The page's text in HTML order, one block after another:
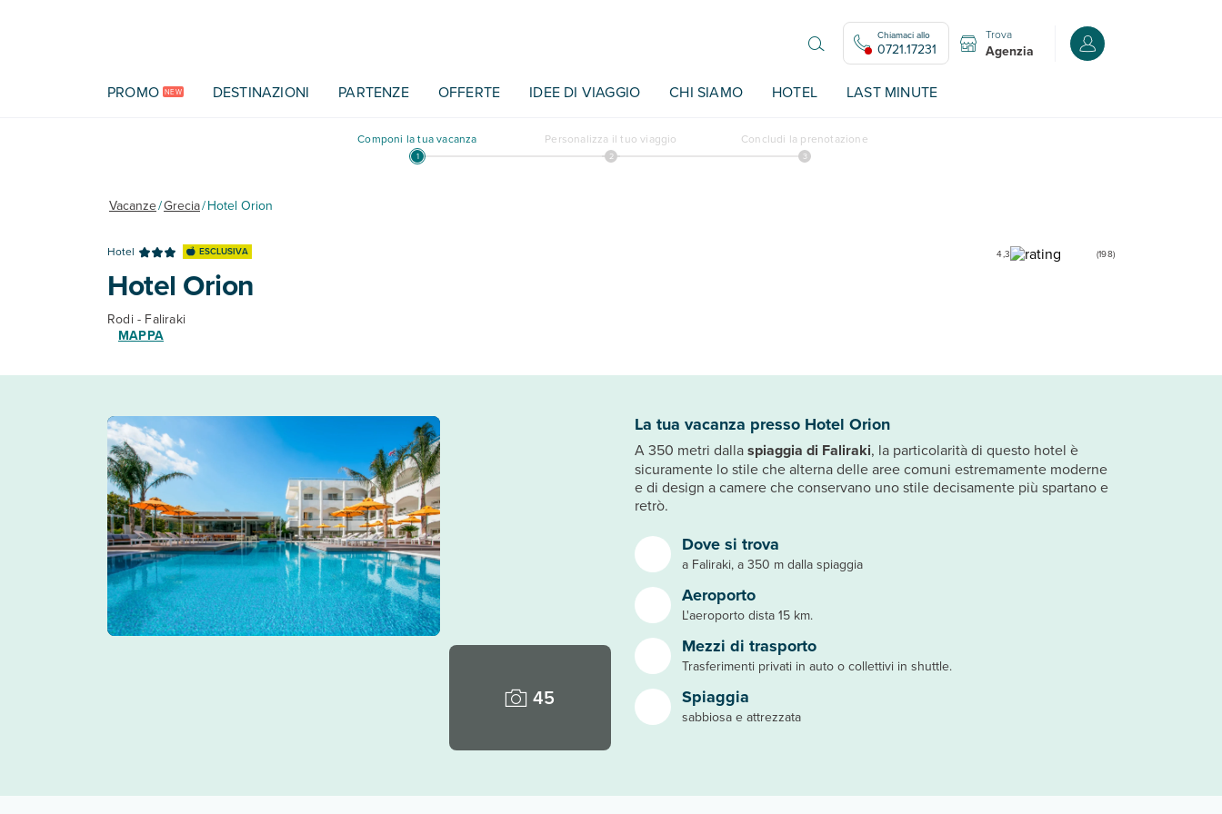
Chiamaci allo
0721.17231
Trova
Agenzia Accedi o registrati
PROMO NEW DESTINAZIONI PARTENZE OFFERTE IDEE DI VIAGGIO CHI SIAMO HOTEL LAST MINUTE
Componi la tua vacanza Personalizza il tuo viaggio Concludi la prenotazione
Vacanze/Grecia/Hotel Orion
Hotel ESCLUSIVA 4,3 (198)
Hotel Orion
Rodi - Faliraki
MAPPA
45
Dove si trova
a Faliraki, a 350 m dalla spiaggia
Aeroporto
L'aeroporto dista 15 km.
Mezzi di trasporto
Trasferimenti privati in auto o collettivi in shuttle.
Spiaggia
sabbiosa e attrezzata
La tua vacanza presso Hotel Orion
A 350 metri dallaspiaggia di Faliraki, la particolarità di questo hotel è
sicuramente lo stile che alterna delle aree comuni estremamente moderne
e di design a camere che conservano uno stile decisamente più spartano e
retrò.